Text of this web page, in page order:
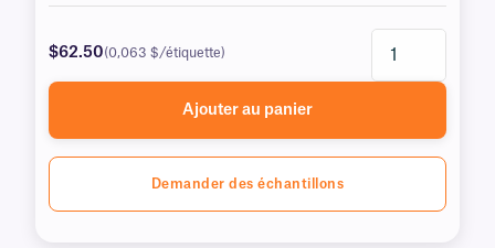
$62.50(0,063 $/étiquette)
Ajouter au panier
Demander des échantillons